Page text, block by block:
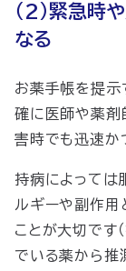
（2）緊急時
なる
お薬手帳を提示
確に医師や薬剤
害時でも迅速か
持病によっては
ルギーや副作用
ことが大切です
でいる薬から推